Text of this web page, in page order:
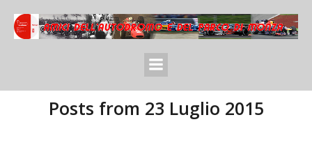
Posts from 23 Luglio 2015